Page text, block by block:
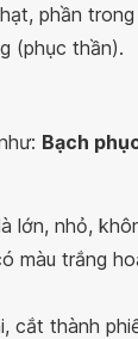
phần trong
(phục thần).
Bạch
lớn, nhỏ,
màu trắng
cắt thành